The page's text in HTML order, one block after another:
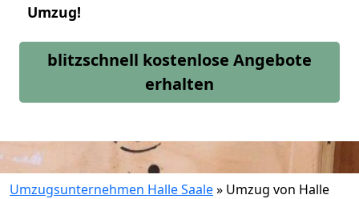
Umzug!
blitzschnell kostenlose Angebote
erhalten
Umzugsunternehmen Halle Saale» Umzug von Halle